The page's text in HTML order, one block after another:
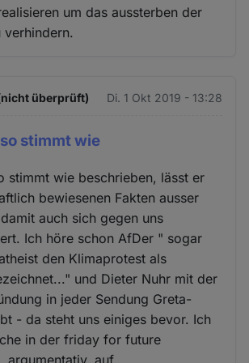
um das aussterben der
verhindern.
überprüft) Di. 1 Okt 2019 - 13:28
stimmt wie
stimmt wie beschrieben, lässt er
bewiesenen Fakten ausser
auch sich gegen uns
Ich höre schon AfDer " sogar
den Klimaprotest als
und Dieter Nuhr mit der
in jeder Sendung Greta-
- da steht uns einiges bevor. Ich
in der friday for future